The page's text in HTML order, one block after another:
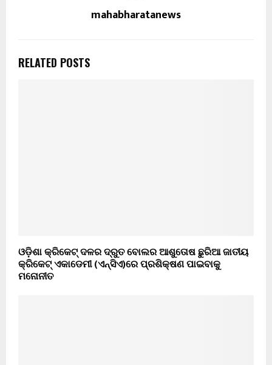
mahabharatanews
RELATED POSTS
ଓଡ଼ିଶା କ୍ରିକେଟ୍‌ ଦଳର ଦ୍ରୁତ ବୋଲର ଆଶୁତୋଷ ଛୁରିଆ ଜାତୀୟ
କ୍ରିକେଟ୍‌ ଏକାଡେମୀ (ଏନ୍‌ସିଏ)ରେ ପ୍ରଶିକ୍ଷଣ ପାଇବାକୁ
ମନୋନୀତ